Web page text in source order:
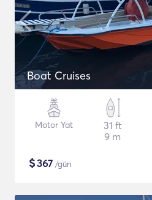
Boat Cruises
Motor Yat
31 ft
9 m
$367 /gün